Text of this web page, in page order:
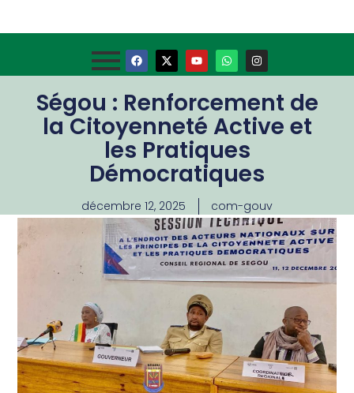
Ségou : Renforcement de
la Citoyenneté Active et
les Pratiques
Démocratiques
décembre 12, 2025 com-gouv